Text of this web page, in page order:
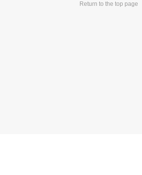
Return to the top page